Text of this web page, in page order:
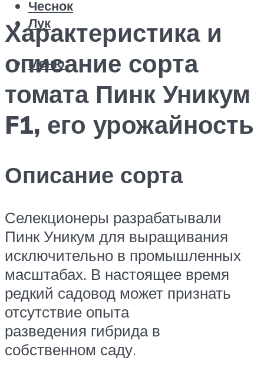
Чеснок
Лук
Меню
Характеристика и
описание сорта
томата Пинк Уникум
F1, его урожайность
Описание сорта
Селекционеры разрабатывали
Пинк Уникум для выращивания
исключительно в промышленных
масштабах. В настоящее время
редкий садовод может признать
отсутствие опыта
разведения гибрида в
собственном саду.